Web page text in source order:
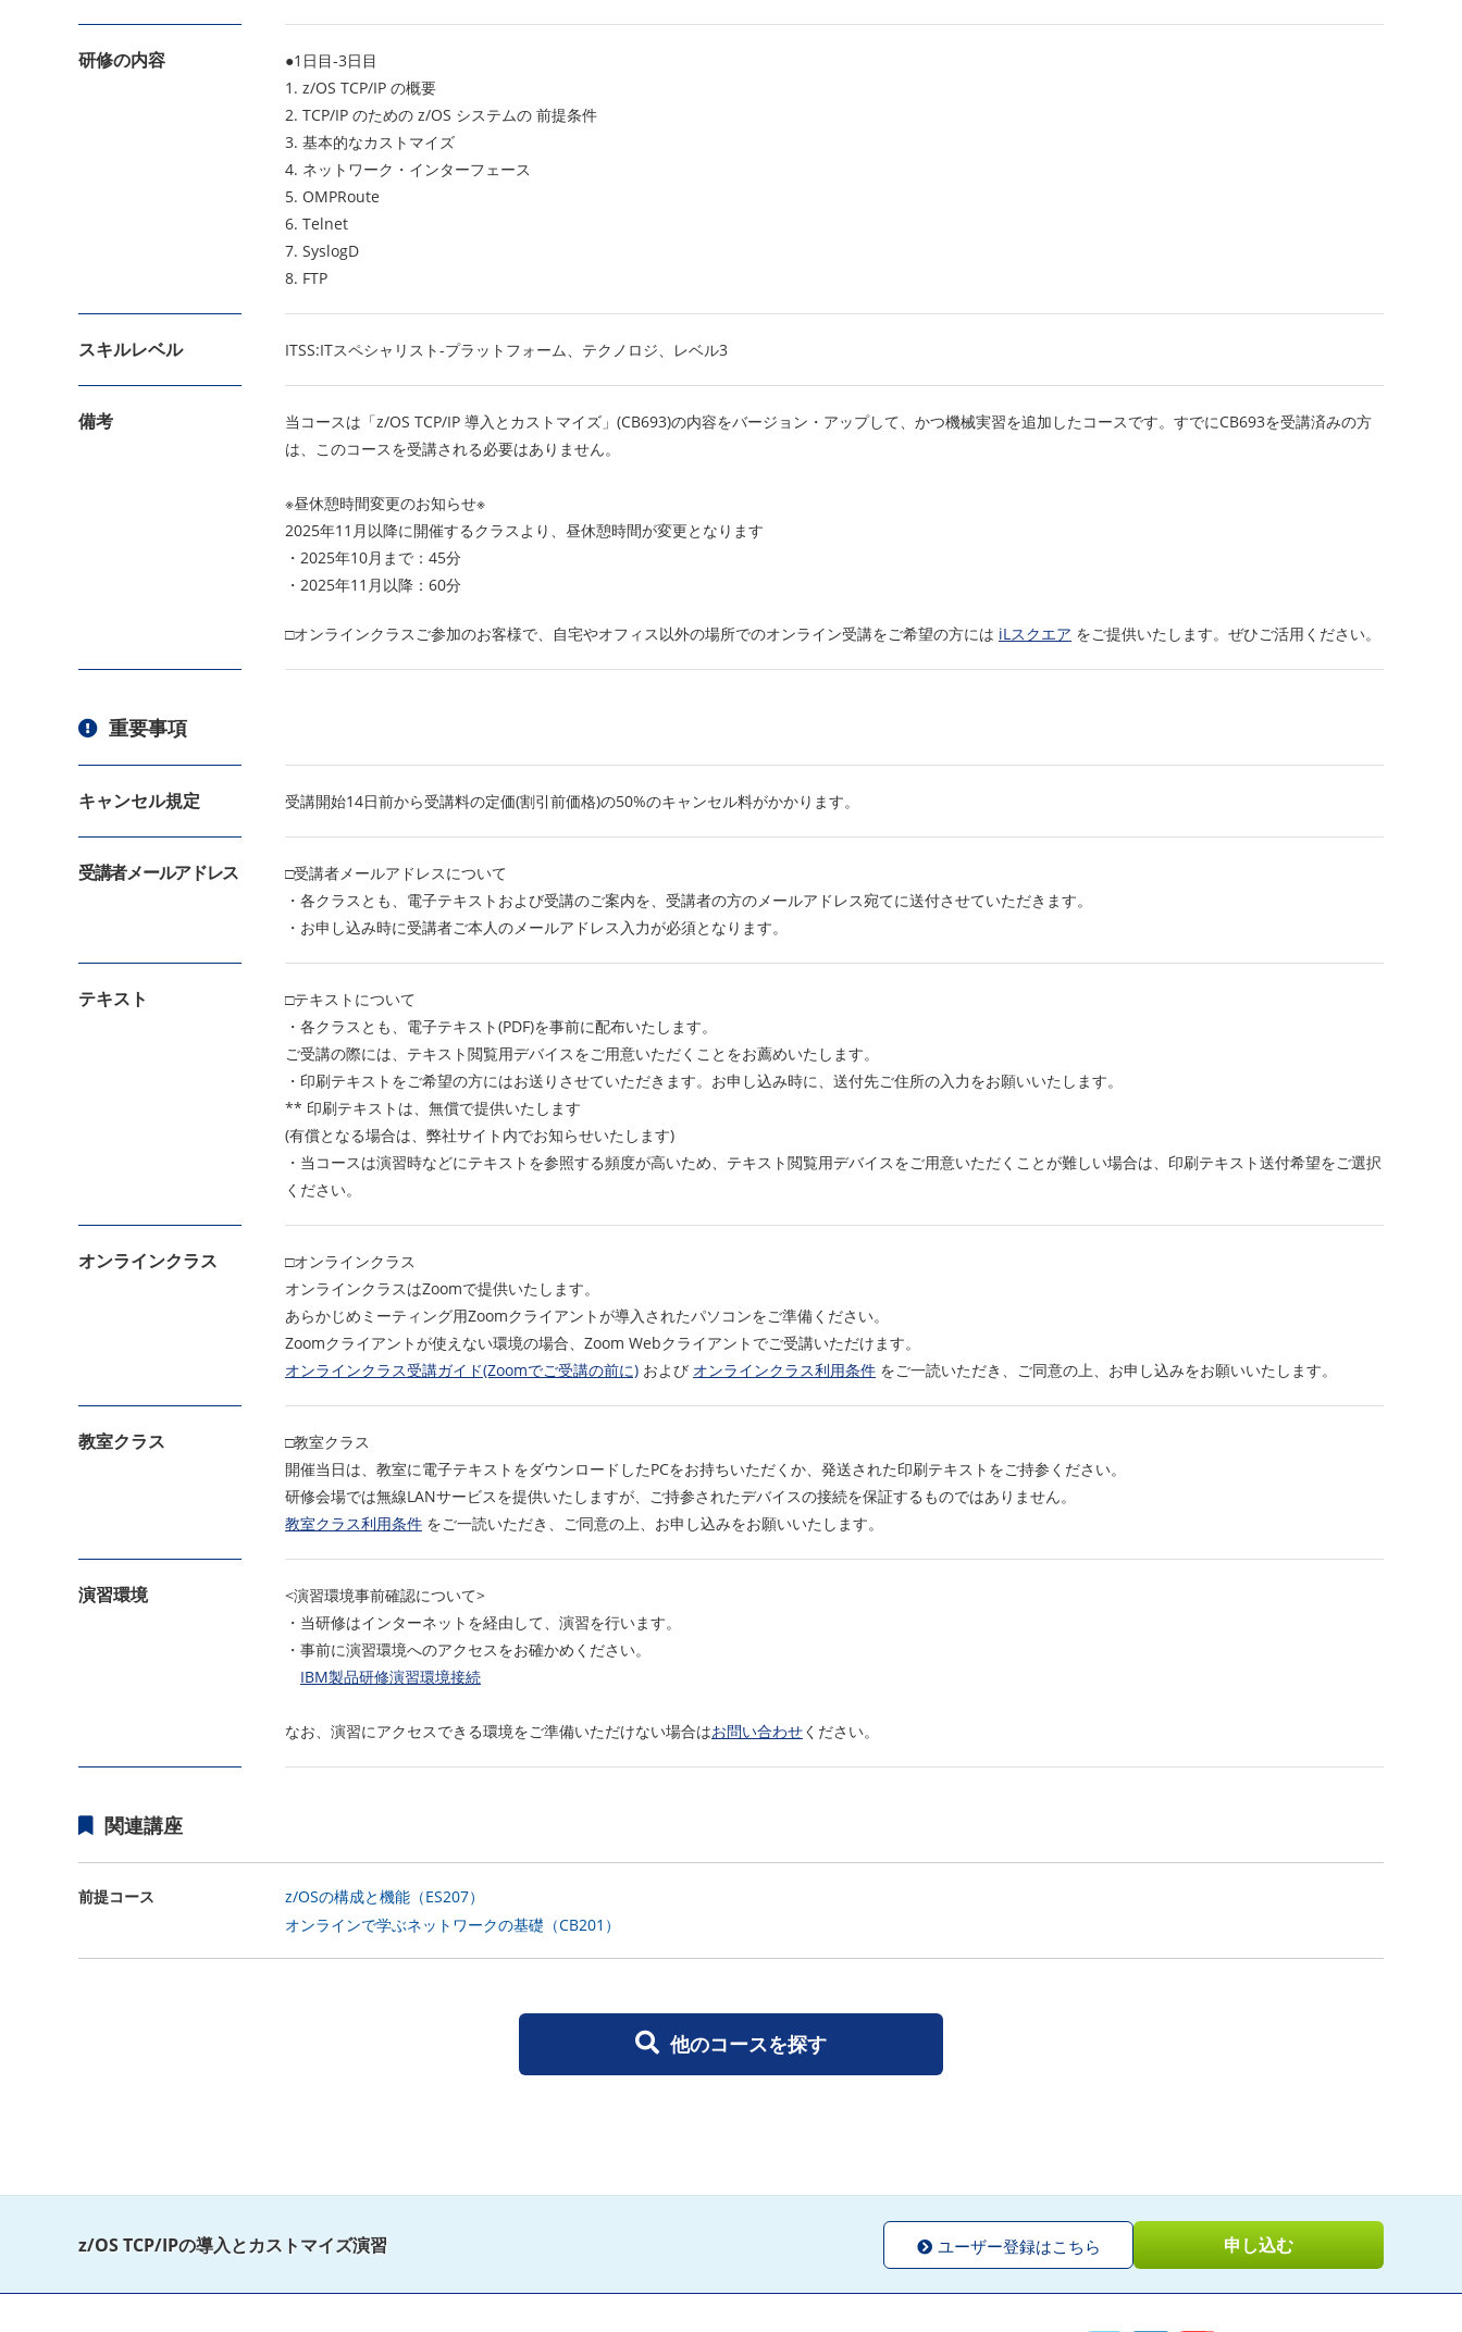
研修の内容
●1日目-3日目
1. z/OS TCP/IP の概要
2. TCP/IP のための z/OS システムの 前提条件
3. 基本的なカストマイズ
4. ネットワーク・インターフェース
5. OMPRoute
6. Telnet
7. SyslogD
8. FTP
スキルレベル ITSS:ITスペシャリスト-プラットフォーム、テクノロジ、レベル3
備考
当コースは「z/OS TCP/IP 導入とカストマイズ」(CB693)の内容をバージョン・アップして、かつ機械実習を追加したコースです。すでにCB693を受講済みの方
は、このコースを受講される必要はありません。
※昼休憩時間変更のお知らせ※
2025年11月以降に開催するクラスより、昼休憩時間が変更となります
・2025年10月まで：45分
・2025年11月以降：60分
□オンラインクラスご参加のお客様で、自宅やオフィス以外の場所でのオンライン受講をご希望の方には iLスクエア をご提供いたします。ぜひご活用ください。
重要事項
キャンセル規定 受講開始14日前から受講料の定価(割引前価格)の50%のキャンセル料がかかります。
受講者メールアドレス
□受講者メールアドレスについて
・各クラスとも、電子テキストおよび受講のご案内を、受講者の方のメールアドレス宛てに送付させていただきます。
・お申し込み時に受講者ご本人のメールアドレス入力が必須となります。
テキスト
□テキストについて
・各クラスとも、電子テキスト(PDF)を事前に配布いたします。
ご受講の際には、テキスト閲覧用デバイスをご用意いただくことをお薦めいたします。
・印刷テキストをご希望の方にはお送りさせていただきます。お申し込み時に、送付先ご住所の入力をお願いいたします。
** 印刷テキストは、無償で提供いたします
(有償となる場合は、弊社サイト内でお知らせいたします)
・当コースは演習時などにテキストを参照する頻度が高いため、テキスト閲覧用デバイスをご用意いただくことが難しい場合は、印刷テキスト送付希望をご選択
ください。
オンラインクラス
□オンラインクラス
オンラインクラスはZoomで提供いたします。
あらかじめミーティング用Zoomクライアントが導入されたパソコンをご準備ください。
Zoomクライアントが使えない環境の場合、Zoom Webクライアントでご受講いただけます。
オンラインクラス受講ガイド(Zoomでご受講の前に) および オンラインクラス利用条件 をご一読いただき、ご同意の上、お申し込みをお願いいたします。
教室クラス
□教室クラス
開催当日は、教室に電子テキストをダウンロードしたPCをお持ちいただくか、発送された印刷テキストをご持参ください。
研修会場では無線LANサービスを提供いたしますが、ご持参されたデバイスの接続を保証するものではありません。
教室クラス利用条件 をご一読いただき、ご同意の上、お申し込みをお願いいたします。
演習環境
<演習環境事前確認について>
・当研修はインターネットを経由して、演習を行います。
・事前に演習環境へのアクセスをお確かめください。
IBM製品研修演習環境接続
なお、演習にアクセスできる環境をご準備いただけない場合はお問い合わせください。
関連講座
前提コース
z/OSの構成と機能（ES207）
オンラインで学ぶネットワークの基礎（CB201）
他のコースを探す
z/OS TCP/IPの導入とカストマイズ演習 ユーザー登録はこちら 申し込む